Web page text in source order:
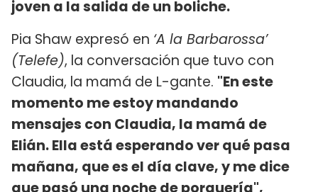
joven a la salida de un boliche.
Pia Shaw expresó en ‘A la Barbarossa’
(Telefe), la conversación que tuvo con
Claudia, la mamá de L-gante. "En este
momento me estoy mandando
mensajes con Claudia, la mamá de
Elián. Ella está esperando ver qué pasa
mañana, que es el día clave, y me dice
que pasó una noche de porquería",